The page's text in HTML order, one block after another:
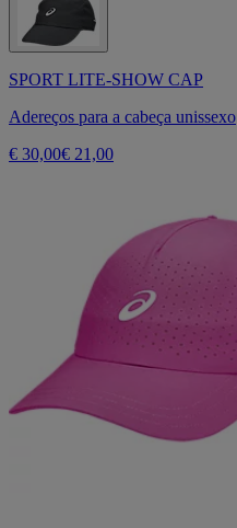
SPORT LITE-SHOW CAP
Adereços para a cabeça unissexo
€ 30,00€ 21,00